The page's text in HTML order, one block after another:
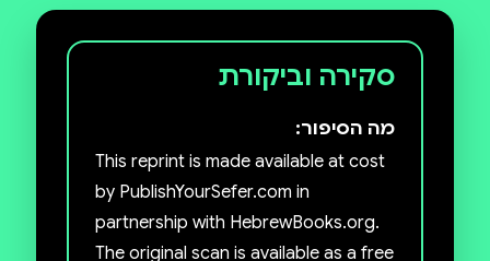
סקירה וביקורת
מה הסיפור:
This reprint is made available at cost
by PublishYourSefer.com in
partnership with HebrewBooks.org.
The original scan is available as a free